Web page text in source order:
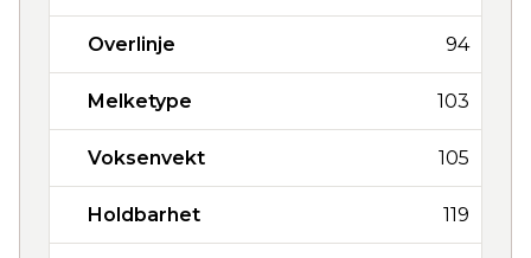
Overlinje 94
Melketype 103
Voksenvekt 105
Holdbarhet 119